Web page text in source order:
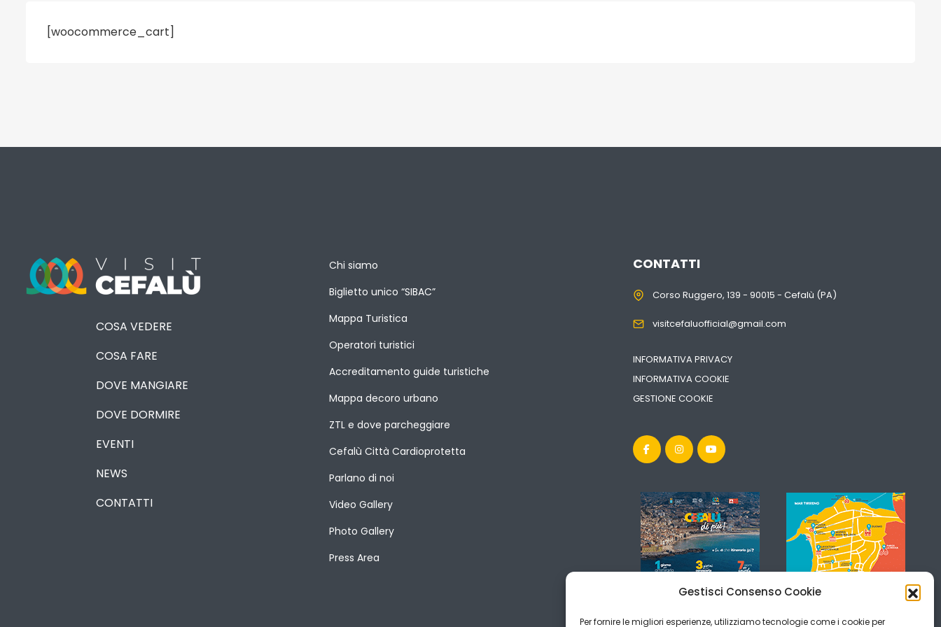
Gestisci Consenso Cookie
Per fornire le migliori esperienze, utilizziamo tecnologie come i cookie per
[woocommerce_cart]
COSA VEDERE
COSA FARE
DOVE MANGIARE
DOVE DORMIRE
EVENTI
NEWS
CONTATTI
Chi siamo
Biglietto unico “SIBAC”
Mappa Turistica
Operatori turistici
Accreditamento guide turistiche
Mappa decoro urbano
ZTL e dove parcheggiare
Cefalù Città Cardioprotetta
Parlano di noi
Video Gallery
Photo Gallery
Press Area
CONTATTI
Corso Ruggero, 139 - 90015 - Cefalù (PA)
visitcefaluofficial@gmail.com
INFORMATIVA PRIVACY
INFORMATIVA COOKIE
GESTIONE COOKIE